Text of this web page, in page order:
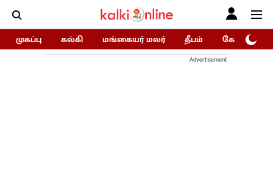
முகப்பு கல்கி மங்கையர் மலர் தீபம் கோகுலம்/
Advertisement